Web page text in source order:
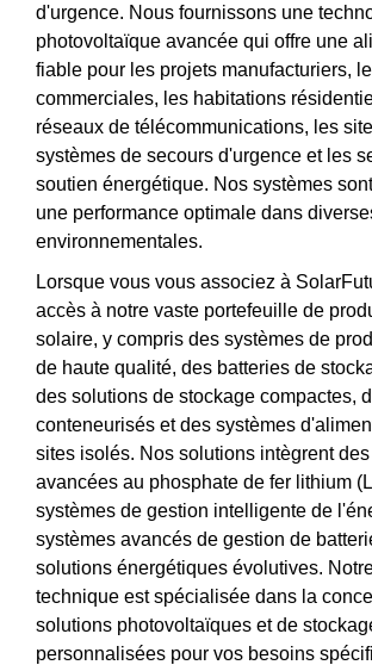
d'urgence. Nous fournissons une
photovoltaïque avancée qui offre une
fiable pour les projets manufacturiers,
commerciales, les habitations
réseaux de télécommunications, les
systèmes de secours d'urgence et les
soutien énergétique. Nos systèmes
une performance optimale dans
environnementales.
Lorsque vous vous associez à
accès à notre vaste portefeuille de
solaire, y compris des systèmes de
de haute qualité, des batteries de
des solutions de stockage compactes,
conteneurisés et des systèmes
sites isolés. Nos solutions intègrent
avancées au phosphate de fer lithium
systèmes de gestion intelligente de
systèmes avancés de gestion de
solutions énergétiques évolutives.
technique est spécialisée dans la
solutions photovoltaïques et de
personnalisées pour vos besoins